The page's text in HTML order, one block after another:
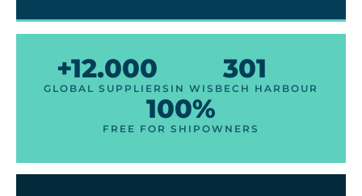
+12.000
GLOBAL SUPPLIERS
301
IN WISBECH HARBOUR
100%
FREE FOR SHIPOWNERS